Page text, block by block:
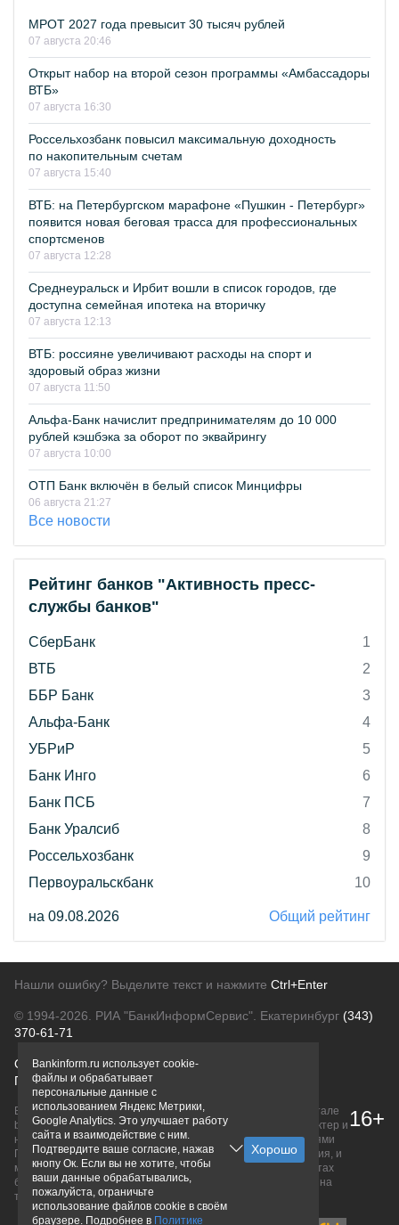
МРОТ 2027 года превысит 30 тысяч рублей
07 августа 20:46
Открыт набор на второй сезон программы «Амбассадоры
ВТБ»
07 августа 16:30
Россельхозбанк повысил максимальную доходность
по накопительным счетам
07 августа 15:40
ВТБ: на Петербургском марафоне «Пушкин - Петербург»
появится новая беговая трасса для профессиональных
спортсменов
07 августа 12:28
Среднеуральск и Ирбит вошли в список городов, где
доступна семейная ипотека на вторичку
07 августа 12:13
ВТБ: россияне увеличивают расходы на спорт и
здоровый образ жизни
07 августа 11:50
Альфа-Банк начислит предпринимателям до 10 000
рублей кэшбэка за оборот по эквайрингу
07 августа 10:00
ОТП Банк включён в белый список Минцифры
06 августа 21:27
Все новости
Рейтинг банков "Активность пресс-
службы банков"
СберБанк
1
ВТБ
2
ББР Банк
3
Альфа-Банк
4
УБРиР
5
Банк Инго
6
Банк ПСБ
7
Банк Уралсиб
8
Россельхозбанк
9
Первоуральскбанк
10
на 09.08.2026 Общий рейтинг
Нашли ошибку? Выделите текст и нажмите Ctrl+Enter
© 1994-2026. РИА "БанкИнформСервис". Екатеринбург (343)
370-61-71
О проектеПолитика конфиденциальности
Правовая информацияДля рекламодателей
Вся информация о продуктах банков, размещенная на портале
bankinform.ru, носит исключительно ознакомительный характер и
не является публичной офертой, определяемой положениями
ГК РФ. Информация не содержит точного и полного описания, и
может быть изменена. Конечные условия уточняйте на сайтах
банков или при личном обращении. Исключительное право на
товарные знаки принадлежит их правообладателям.
16+
Bankinform.ru использует cookie-
файлы и обрабатывает
персональные данные с
использованием Яндекс Метрики,
Google Analytics. Это улучшает работу
сайта и взаимодействие с ним.
Подтвердите ваше согласие, нажав
кнопу Ок. Если вы не хотите, чтобы
ваши данные обрабатывались,
пожалуйста, ограничьте
использование файлов cookie в своём
браузере. Подробнее в Политике